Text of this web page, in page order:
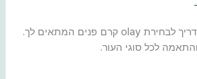
גלו את סודות היופי עם מדריך לבחירת olay קרם פנים המתאים לך.
לכל סוגי העור.